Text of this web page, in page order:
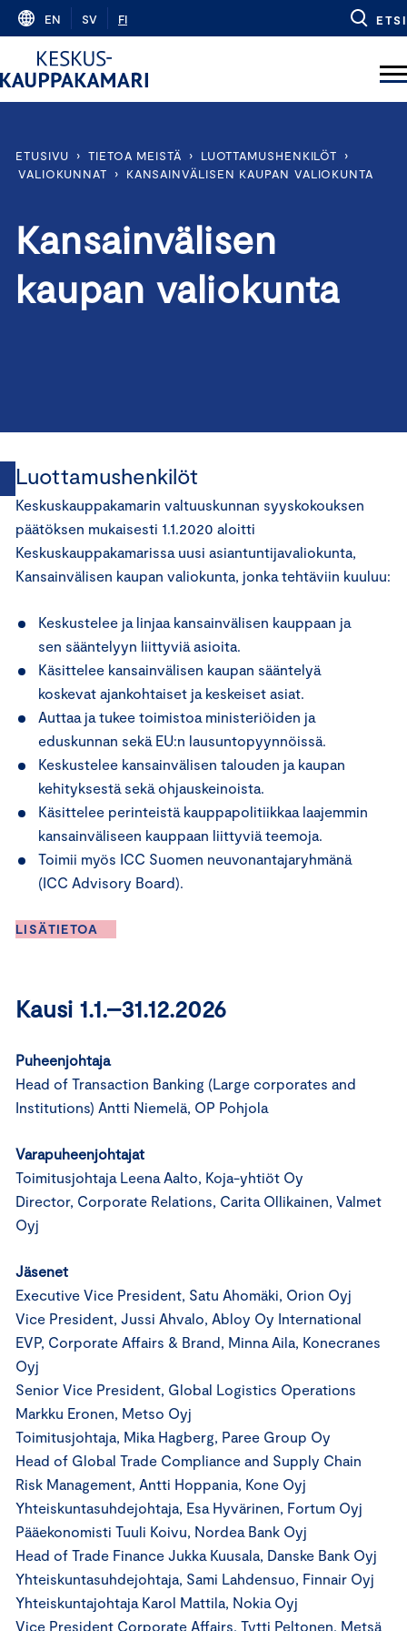
Skip
content
EN SV FI ETSI
ETUSIVU › TIETOA MEISTÄ › LUOTTAMUSHENKILÖT
›
VALIOKUNNAT
› KANSAINVÄLISEN KAUPAN VALIOKUNTA
Kansainvälisen
kaupan valiokunta
Luottamushenkilöt
Keskuskauppakamarin valtuuskunnan syyskokouksen
päätöksen mukaisesti 1.1.2020 aloitti
Keskuskauppakamarissa uusi asiantuntijavaliokunta,
Kansainvälisen kaupan valiokunta, jonka tehtäviin kuuluu:
Keskustelee ja linjaa kansainvälisen kauppaan ja
sen sääntelyyn liittyviä asioita.
Käsittelee kansainvälisen kaupan sääntelyä
koskevat ajankohtaiset ja keskeiset asiat.
Auttaa ja tukee toimistoa ministeriöiden ja
eduskunnan sekä EU:n lausuntopyynnöissä.
Keskustelee kansainvälisen talouden ja kaupan
kehityksestä sekä ohjauskeinoista.
Käsittelee perinteistä kauppapolitiikkaa laajemmin
kansainväliseen kauppaan liittyviä teemoja.
Toimii myös ICC Suomen neuvonantajaryhmänä
(ICC Advisory Board).
LISÄTIETOA
Kausi 1.1.–31.12.2026
Puheenjohtaja
Head of Transaction Banking (Large corporates and
Institutions) Antti Niemelä, OP Pohjola
Varapuheenjohtajat
Toimitusjohtaja Leena Aalto, Koja-yhtiöt Oy
Director, Corporate Relations, Carita Ollikainen, Valmet
Oyj
Jäsenet
Executive Vice President, Satu Ahomäki, Orion Oyj
Vice President, Jussi Ahvalo, Abloy Oy International
EVP, Corporate Affairs & Brand, Minna Aila, Konecranes
Oyj
Senior Vice President, Global Logistics Operations
Markku Eronen, Metso Oyj
Toimitusjohtaja, Mika Hagberg, Paree Group Oy
Head of Global Trade Compliance and Supply Chain
Risk Management, Antti Hoppania, Kone Oyj
Yhteiskuntasuhdejohtaja, Esa Hyvärinen, Fortum Oyj
Pääekonomisti Tuuli Koivu, Nordea Bank Oyj
Head of Trade Finance Jukka Kuusala, Danske Bank Oyj
Yhteiskuntasuhdejohtaja, Sami Lahdensuo, Finnair Oyj
Yhteiskuntajohtaja Karol Mattila, Nokia Oyj
Vice President Corporate Affairs, Tytti Peltonen, Metsä